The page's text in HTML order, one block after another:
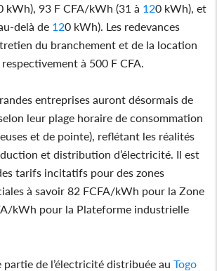
kWh), 93 F CFA/kWh (31 à 120 kWh), et
delà de 120 kWh). Les redevances
du branchement et de la location
à 500 F CFA.
entreprises auront désormais de
leur plage horaire de consommation
et de pointe), reflétant les réalités
et distribution d’électricité. Il est
tarifs incitatifs pour des zones
à savoir 82 FCFA/kWh pour la Zone
kWh pour la Plateforme industrielle
partie de l’électricité distribuée auTogo